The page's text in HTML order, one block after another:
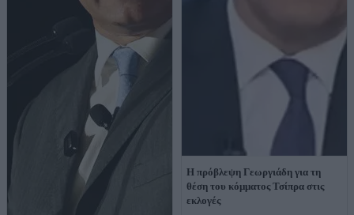
Η πρόβλεψη Γεωργιάδη για τη
θέση του κόμματος Τσίπρα στις
εκλογές